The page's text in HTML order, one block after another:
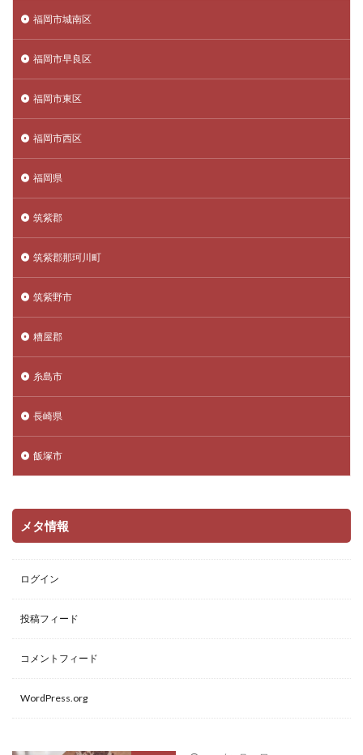
福岡市城南区
福岡市早良区
福岡市東区
福岡市西区
福岡県
筑紫郡
筑紫郡那珂川町
筑紫野市
糟屋郡
糸島市
長崎県
飯塚市
メタ情報
ログイン
投稿フィード
コメントフィード
WordPress.org